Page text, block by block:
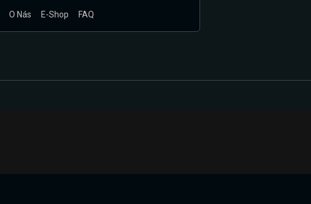
O Nás E-Shop FAQ